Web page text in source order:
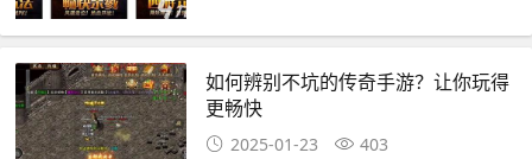
如何辨别不坑的传奇手游？让你玩得
更畅快
2025-01-23 403